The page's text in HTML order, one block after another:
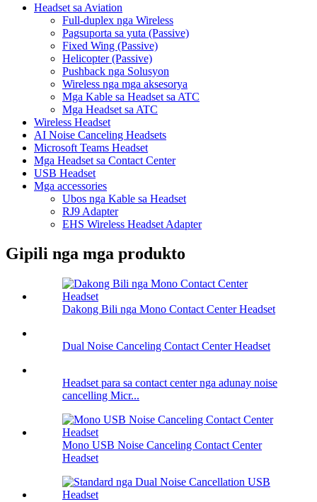
Headset sa Aviation
Full-duplex nga Wireless
Pagsuporta sa yuta (Passive)
Fixed Wing (Passive)
Helicopter (Passive)
Pushback nga Solusyon
Wireless nga mga aksesorya
Mga Kable sa Headset sa ATC
Mga Headset sa ATC
Wireless Headset
AI Noise Canceling Headsets
Microsoft Teams Headset
Mga Headset sa Contact Center
USB Headset
Mga accessories
Ubos nga Kable sa Headset
RJ9 Adapter
EHS Wireless Headset Adapter
Gipili nga mga produkto
Dakong Bili nga Mono Contact Center Headset
Dual Noise Canceling Contact Center Headset
Headset para sa contact center nga adunay noise
cancelling Micr...
Mono USB Noise Canceling Contact Center
Headset